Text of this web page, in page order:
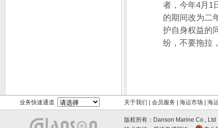
者，今年4月1
的期间改为二
护自身权益的
纷，不要拖拉
业务快速通道 关于我们 会员服务 海运市场 海
版权所有：Danson Marine Co.,